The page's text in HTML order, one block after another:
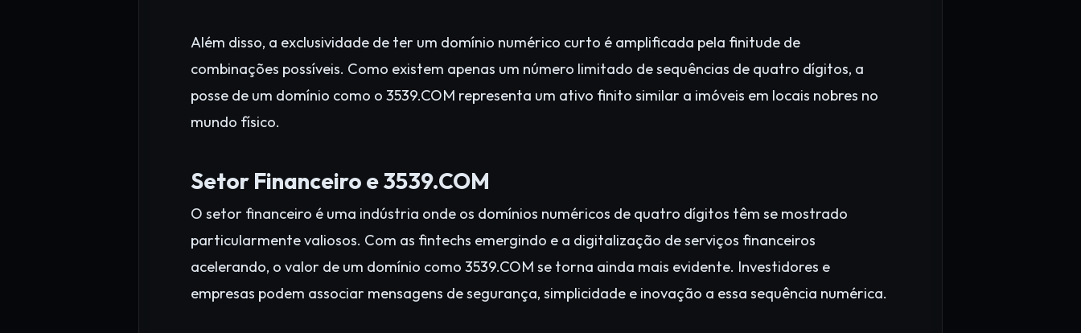
Além disso, a exclusividade de ter um domínio numérico curto é amplificada pela finitude de
combinações possíveis. Como existem apenas um número limitado de sequências de quatro dígitos, a
posse de um domínio como o 3539.COM representa um ativo finito similar a imóveis em locais nobres no
mundo físico.
Setor Financeiro e 3539.COM
O setor financeiro é uma indústria onde os domínios numéricos de quatro dígitos têm se mostrado
particularmente valiosos. Com as fintechs emergindo e a digitalização de serviços financeiros
acelerando, o valor de um domínio como 3539.COM se torna ainda mais evidente. Investidores e
empresas podem associar mensagens de segurança, simplicidade e inovação a essa sequência numérica.